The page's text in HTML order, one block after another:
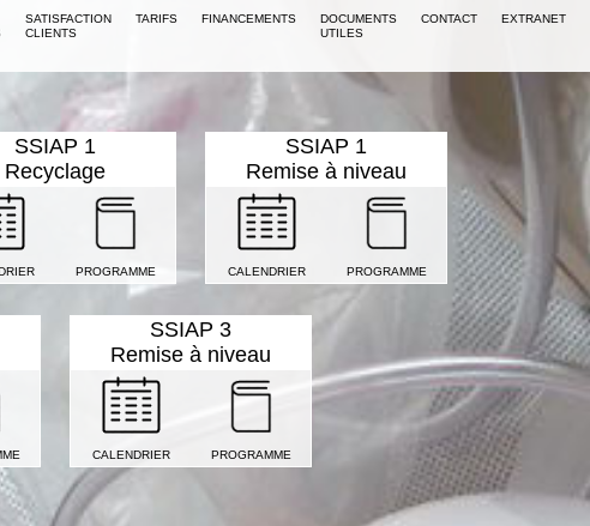
EXTRANET
CONTACT
DOCUMENTS
UTILES
FINANCEMENTS
TARIFS
SATISFACTION
CLIENTS
SSIAP 1
Recyclage
PROGRAMME
SSIAP 1
Remise à niveau
CALENDRIER PROGRAMME
SSIAP 3
Remise à niveau
CALENDRIER PROGRAMME